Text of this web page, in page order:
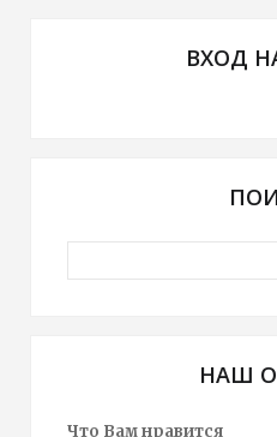
ВХОД
НАШ
Что Вам нравится